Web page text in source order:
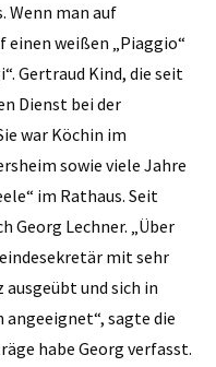
Wenn man auf
weißen „Piaggio“
Gertraud Kind, die seit
Dienst bei der
war Köchin im
sowie viele Jahre
im Rathaus. Seit
Georg Lechner. „Über
mit sehr
und sich in
angeeignet“, sagte die
habe Georg verfasst.